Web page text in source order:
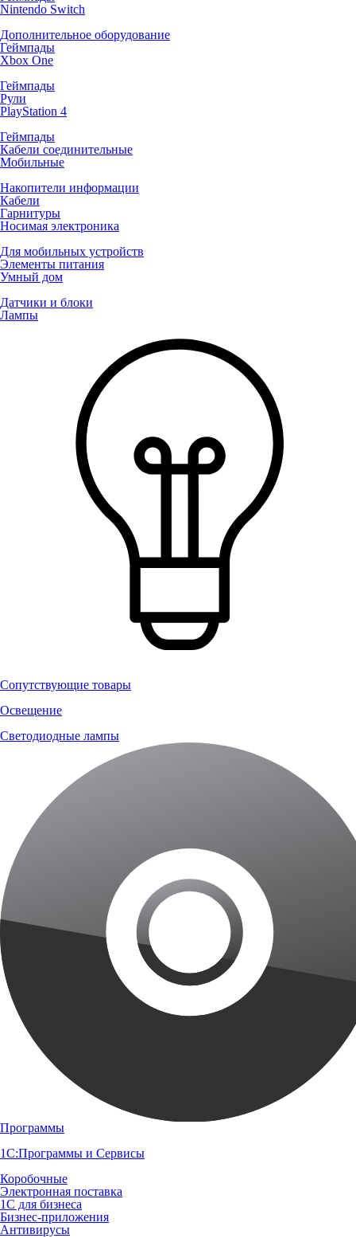
Nintendo Switch
Дополнительное оборудование
Геймпады
Xbox One
Геймпады
Рули
PlayStation 4
Геймпады
Кабели соединительные
Мобильные
Накопители информации
Кабели
Гарнитуры
Носимая электроника
Для мобильных устройств
Элементы питания
Умный дом
Датчики и блоки
Лампы
Сопутствующие товары
Освещение
Светодиодные лампы
Программы
1С:Программы и Сервисы
Коробочные
Электронная поставка
1С для бизнеса
Бизнес-приложения
Антивирусы